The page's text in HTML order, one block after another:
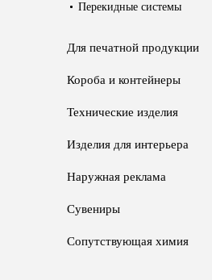
Перекидные системы
Для печатной продукции
Короба и контейнеры
Технические изделия
Изделия для интерьера
Наружная реклама
Сувениры
Сопутствующая химия